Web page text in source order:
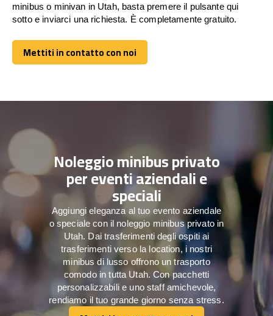
minibus o minivan in Utah, basta premere il pulsante qui
sotto e inviarci una richiesta. È completamente gratuito.
Mettiti in contatto con noi
Mettiti in contatto con noi
Noleggio minibus privato
per eventi aziendali e
speciali
Aggiungi eleganza al tuo evento aziendale
o speciale con il noleggio minibus privato in
Utah. Dai trasferimenti degli ospiti ai
trasferimenti verso la location, i nostri
minibus di lusso offrono un trasporto
comodo in tutta Utah. Con pacchetti
personalizzabili e uno staff amichevole,
rendiamo il tuo grande giorno senza stress.